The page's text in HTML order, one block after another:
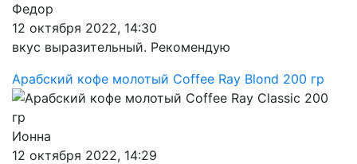
Федор
12 октября 2022, 14:30
вкус выразительный. Рекомендую
Арабский кофе молотый Coffee Ray Blond 200 гр
Ионна
12 октября 2022, 14:29